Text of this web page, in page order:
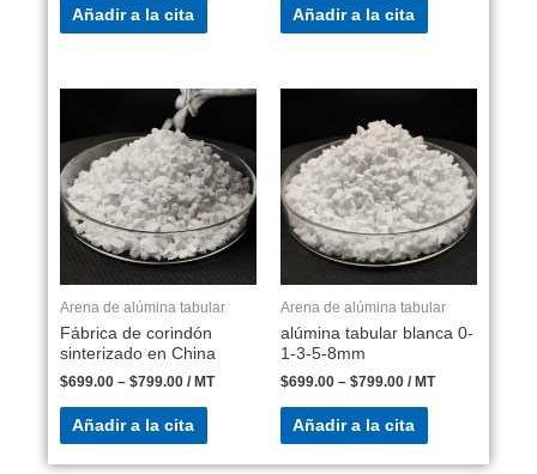
Añadir a la cita Añadir a la cita
Arena de alúmina tabular
Fábrica de corindón
sinterizado en China
$699.00 – $799.00 / MT
Añadir a la cita
Arena de alúmina tabular
alúmina tabular blanca 0-
1-3-5-8mm
$699.00 – $799.00 / MT
Añadir a la cita